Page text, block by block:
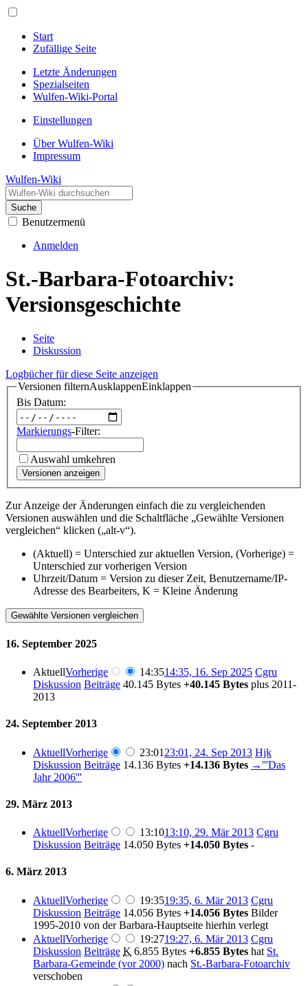
Start
Zufällige Seite
Letzte Änderungen
Spezialseiten
Wulfen-Wiki-Portal
Einstellungen
Über Wulfen-Wiki
Impressum
Wulfen-Wiki
Suche
Benutzermenü
Anmelden
St.-Barbara-Fotoarchiv:
Versionsgeschichte
Seite
Diskussion
Logbücher für diese Seite anzeigen
Versionen filternAusklappenEinklappen
Bis Datum:
Markierungs-Filter:
Auswahl umkehren
Versionen anzeigen
Zur Anzeige der Änderungen einfach die zu vergleichenden
Versionen auswählen und die Schaltfläche „Gewählte Versionen
vergleichen“ klicken („alt-v“).
(Aktuell) = Unterschied zur aktuellen Version, (Vorherige) =
Unterschied zur vorherigen Version
Uhrzeit/Datum = Version zu dieser Zeit, Benutzername/IP-
Adresse des Bearbeiters, K = Kleine Änderung
16. September 2025
AktuellVorherige 14:3514:35, 16. Sep 2025 Cgru
Diskussion Beiträge 40.145 Bytes +40.145 Bytes plus 2011-
2013
24. September 2013
AktuellVorherige 23:01 23:01, 24. Sep 2013 Hjk
Diskussion Beiträge 14.136 Bytes +14.136 Bytes →‎'''Das
Jahr 2006'''
29. März 2013
AktuellVorherige 13:1013:10, 29. Mär 2013 Cgru
Diskussion Beiträge 14.050 Bytes +14.050 Bytes -
6. März 2013
AktuellVorherige 19:3519:35, 6. Mär 2013 Cgru
Diskussion Beiträge 14.056 Bytes +14.056 Bytes Bilder
1995-2010 von der Barbara-Hauptseite hierhin verlegt
AktuellVorherige 19:2719:27, 6. Mär 2013 Cgru
Diskussion Beiträge K 6.855 Bytes +6.855 Bytes hat St.
Barbara-Gemeinde (vor 2000) nach St.-Barbara-Fotoarchiv
verschoben